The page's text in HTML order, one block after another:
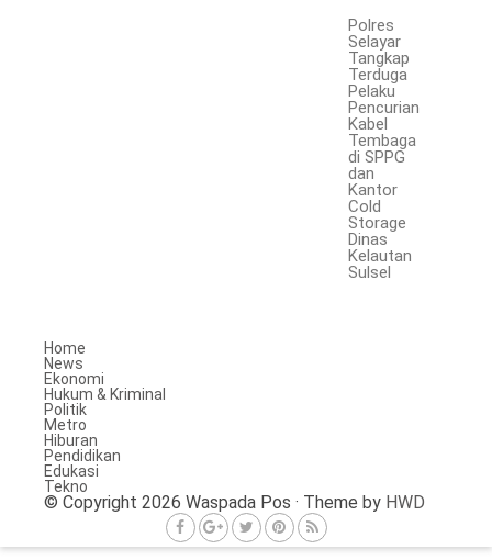
Polres
Selayar
Tangkap
Terduga
Pelaku
Pencurian
Kabel
Tembaga
di SPPG
dan
Kantor
Cold
Storage
Dinas
Kelautan
Sulsel
Home
News
Ekonomi
Hukum & Kriminal
Politik
Metro
Hiburan
Pendidikan
Edukasi
Tekno
© Copyright 2026 Waspada Pos · Theme by HWD